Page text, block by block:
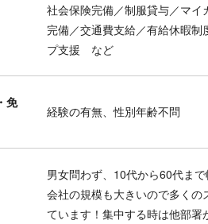
社会保険完備／制服貸与／マ
完備／交通費支給／有給休暇
プ支援 など
免
経験の有無、性別年齢不問
男女問わず、10代から60代ま
会社の規模も大きいので多く
ています！集中する時は他部